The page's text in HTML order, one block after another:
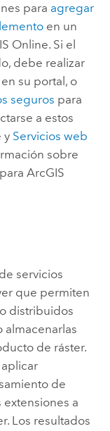
para agregar
en un
Online. Si el
debe realizar
su portal, o
seguros para
a estos
y Servicios web
sobre
ArcGIS
servicios
que permiten
distribuidos
almacenarlas
de ráster.
de
extensiones a
Los resultados